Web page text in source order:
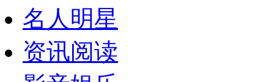
名人明星
资讯阅读